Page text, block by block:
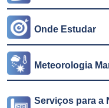
Onde Estudar
Meteorologia
Serviços para a